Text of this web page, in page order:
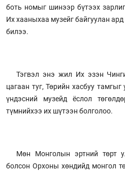
боть номыг шинээр бүтээх
Их хааныхаа музейг байгуулан
билээ.
Тэгвэл энэ жил Их эзэн
цагаан туг, Төрийн хасбуу
үндэсний музейд ёслол
түмнийхээ их шүтээн болголоо.
Мөн Монголын эртний төрт
болсон Орхоны хөндийд монгол